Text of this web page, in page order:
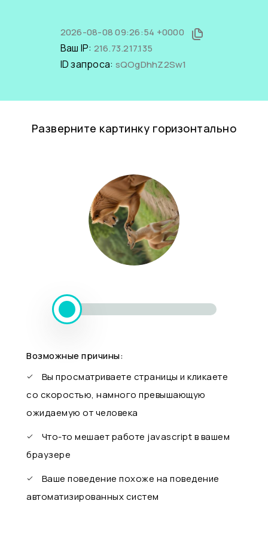
2026-08-08 09:26:54 +0000
Ваш IP: 216.73.217.135
ID запроса: sQOgDhhZ2Sw1
Разверните картинку горизонтально
Возможные причины:
Вы просматриваете страницы и кликаете
со скоростью, намного превышающую
ожидаемую от человека
Что-то мешает работе javascript в вашем
браузере
Ваше поведение похоже на поведение
автоматизированных систем